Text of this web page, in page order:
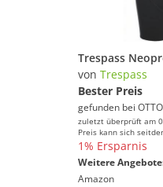
Trespass
von Trespass
Bester Preis
gefunden bei OTTO
zuletzt überprüft am
Preis kann sich
1% Ersparnis
Weitere
Amazon